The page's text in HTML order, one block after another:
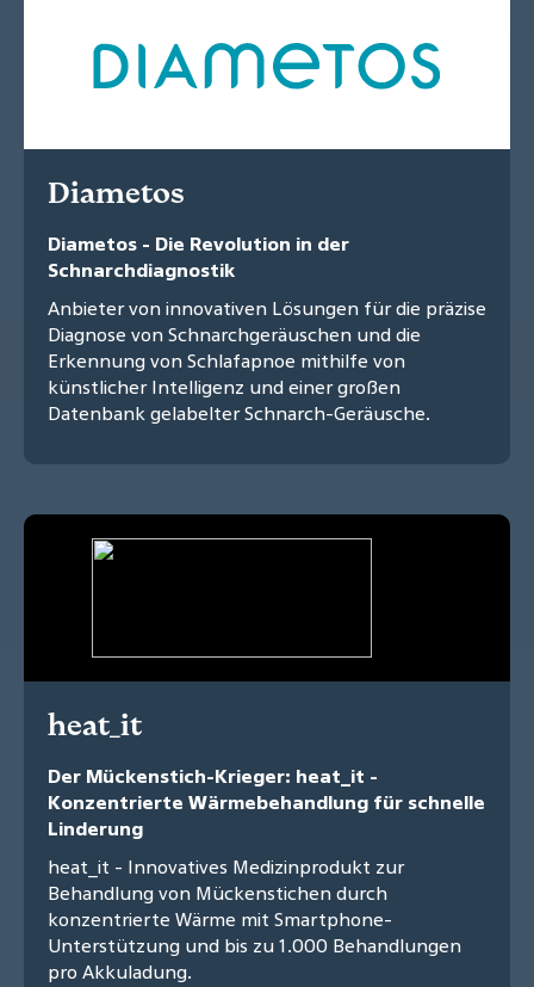
Diametos
Diametos - Die Revolution in der
Schnarchdiagnostik
Anbieter von innovativen Lösungen für die präzise
Diagnose von Schnarchgeräuschen und die
Erkennung von Schlafapnoe mithilfe von
künstlicher Intelligenz und einer großen
Datenbank gelabelter Schnarch-Geräusche.
heat_it
Der Mückenstich-Krieger: heat_it -
Konzentrierte Wärmebehandlung für schnelle
Linderung
heat_it - Innovatives Medizinprodukt zur
Behandlung von Mückenstichen durch
konzentrierte Wärme mit Smartphone-
Unterstützung und bis zu 1.000 Behandlungen
pro Akkuladung.